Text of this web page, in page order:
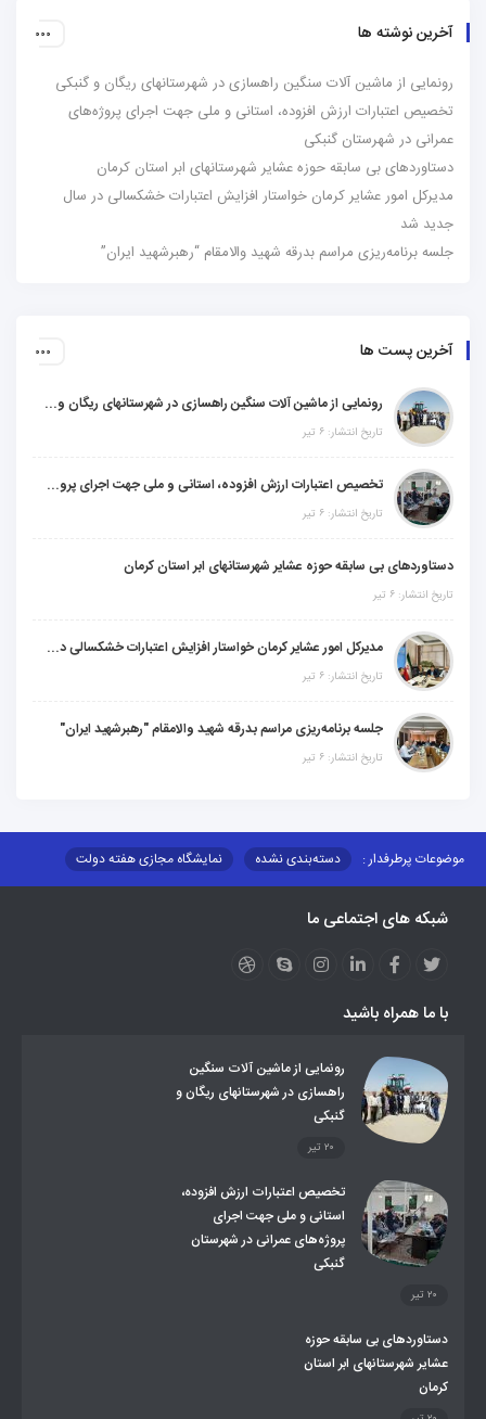
آخرین نوشته ها
رونمایی از ماشین آلات سنگین راهسازی در شهرستانهای ریگان و گنبکی
تخصیص اعتبارات ارزش افزوده، استانی و ملی جهت اجرای پروژه‌های
عمرانی در شهرستان گنبکی
دستاوردهای بی سابقه حوزه عشایر شهرستانهای ابر استان کرمان
مدیرکل امور عشایر کرمان خواستار افزایش اعتبارات خشکسالی در سال
جدید شد
جلسه برنامه‌ریزی مراسم بدرقه شهید والامقام “رهبرشهید ایران”
آخرین پست ها
رونمایی از ماشین آلات سنگین راهسازی در شهرستانهای ریگان و گنبکی
تاریخ انتشار: ۶ تیر
تخصیص اعتبارات ارزش افزوده، استانی و ملی جهت اجرای پروژه‌های عمرانی در شهرستان گنبکی
تاریخ انتشار: ۶ تیر
دستاوردهای بی سابقه حوزه عشایر شهرستانهای ابر استان کرمان
تاریخ انتشار: ۶ تیر
مدیرکل امور عشایر کرمان خواستار افزایش اعتبارات خشکسالی در سال جدید شد
تاریخ انتشار: ۶ تیر
جلسه برنامه‌ریزی مراسم بدرقه شهید والامقام "رهبرشهید ایران"
تاریخ انتشار: ۶ تیر
موضوعات پرطرفدار : دسته‌بندی نشده
نمایشگاه مجازی هفته دولت
مزایدات و مناقصات
محتوای کانون توسعه
عملکردها
عشایر استان
طرح و برنامه
روند ساماندهی عشایر داوطلب اسکان
تشکیلات اداری
شبکه های اجتماعی ما
با ما همراه باشید
رونمایی از ماشین آلات سنگین
راهسازی در شهرستانهای ریگان و
گنبکی
۲۰ تیر
تخصیص اعتبارات ارزش افزوده،
استانی و ملی جهت اجرای
پروژه‌های عمرانی در شهرستان
گنبکی
۲۰ تیر
دستاوردهای بی سابقه حوزه
عشایر شهرستانهای ابر استان
کرمان